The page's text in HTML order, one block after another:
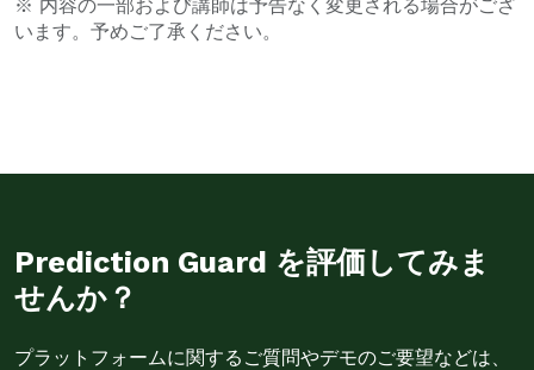
※ 内容の一部および講師は予告なく変更される場合がござ
います。予めご了承ください。
Prediction Guard を評価してみま
せんか？
プラットフォームに関するご質問やデモのご要望などは、